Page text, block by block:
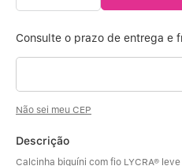
Não sei meu CEP
Descrição
Calcinha biquíni com fio LYCRA®